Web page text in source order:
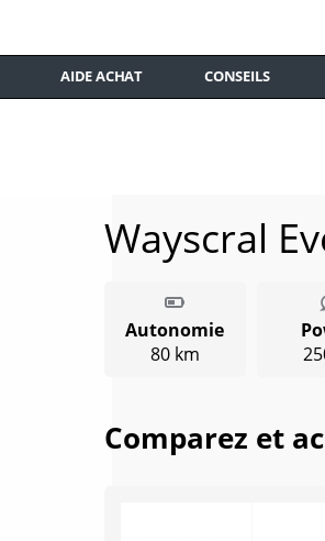
AIDE ACHAT CONSEILS
Wayscral
Autonomie
80 km
Comparez et